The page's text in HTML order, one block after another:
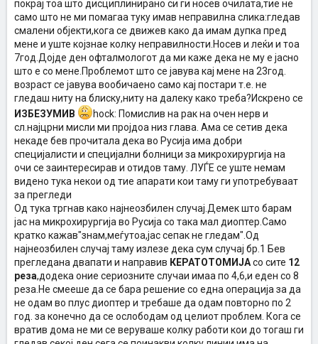
покрај тоа што дисциплинирано си ги носев очилата,тие не
само што не ми помагаа туку имав неправилна слика:гледав
смалени објекти,кога се движев како да имам дупка пред
мене и уште којзнае колку неправилности.Носев и леќи и тоа
7год.Дојде ден офталмологот да ми каже дека не му е јасно
што е со мене.Проблемот што се јавува кај мене на 23год.
возраст се јавува вообичаено само кај постари т.е. не
гледаш ниту на блиску,ниту на далеку како треба?Искрено се
ИЗБЕЗУМИВ
hock: Помислив на рак на очен нерв и
сл.најцрни мисли ми пројдоа низ глава. Ама се сетив дека
некаде бев прочитала дека во Русија има добри
специјалисти и специјални болници за микрохирургија на
очи се заинтересирав и отидов таму. ЛУЃЕ се уште немам
видено тука некои од тие апарати кои таму ги употребуваат
за прегледи
Од тука тргнав како најнеозбилен случај.Демек што барам
јас на микрохирургија во Русија со така мал диоптер.Само
кратко кажав"знам,меѓутоа,јас сепак не гледам".Од
најнеозбилен случај таму излезе дека сум случај бр.1 Бев
прегледана двапати и направив КЕРАТОТОМИЈАсо сите 12
реза,додека оние сериозните случаи имаа по 4,6,и еден со 8
реза.Не смееше да се бара решение со една операција за да
не одам во плус диоптер и требаше да одам повторно по 2
год. за конечно да се ослободам од целиот проблем. Кога се
вратив дома не ми се веруваше колку работи кои до тогаш ги